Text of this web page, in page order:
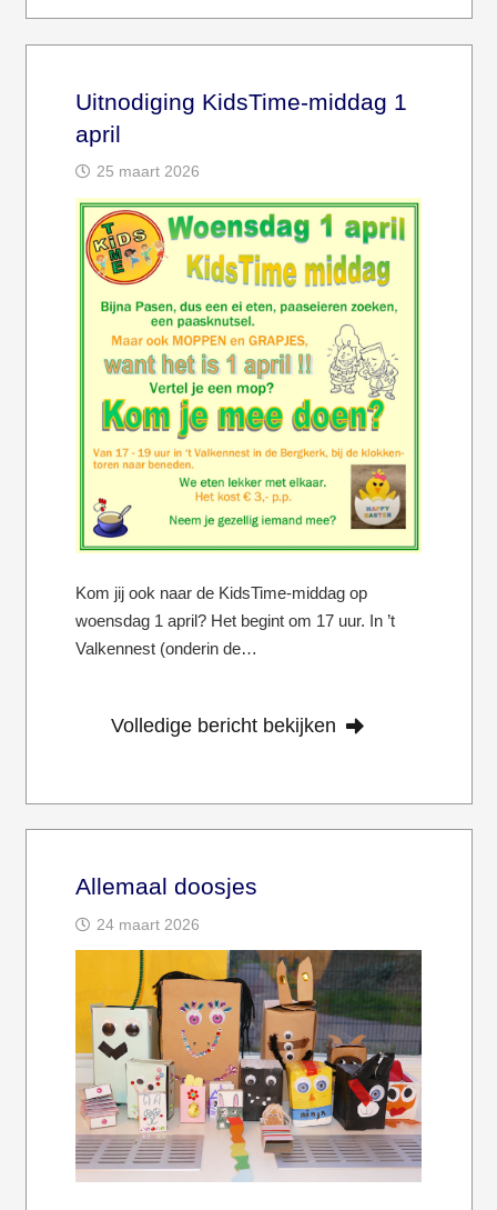
Uitnodiging KidsTime-middag 1
april
25 maart 2026
Kom jij ook naar de KidsTime-middag op
woensdag 1 april? Het begint om 17 uur. In ’t
Valkennest (onderin de…
Volledige bericht bekijken
Allemaal doosjes
24 maart 2026